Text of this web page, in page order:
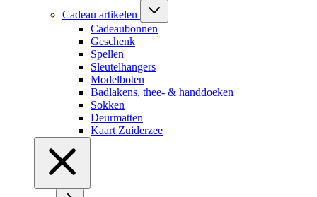
Cadeau artikelen
Cadeaubonnen
Geschenk
Spellen
Sleutelhangers
Modelboten
Badlakens, thee- & handdoeken
Sokken
Deurmatten
Kaart Zuiderzee